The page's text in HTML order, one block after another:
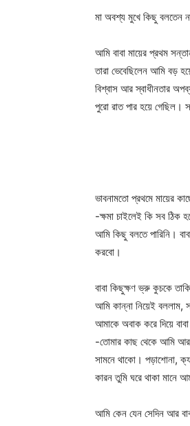
মা অবশ্য মুখে কিছু বলতেন
আমি বাবা মায়ের প্রথম
তারা ভেবেছিলেন আমি বড়
বিশ্বাস আর স্বাধীনতার
পুরো রাত পার হয়ে গেছিল।
ভাবনামতো প্রথমে মায়ের
-ক্ষমা চাইলেই কি সব ঠিক
আমি কিছু বলতে পারিনি।
করবো।
বাবা কিছুক্ষণ ভ্রু কুচকে
আমি কান্না নিয়েই বললাম,
আমাকে অবাক করে দিয়ে
-তোমার কাছ থেকে আমি
সামনে থাকো। পড়াশোনা,
কারন তুমি ঘরে থাকা মানে
আমি কেন যেন সেদিন আর